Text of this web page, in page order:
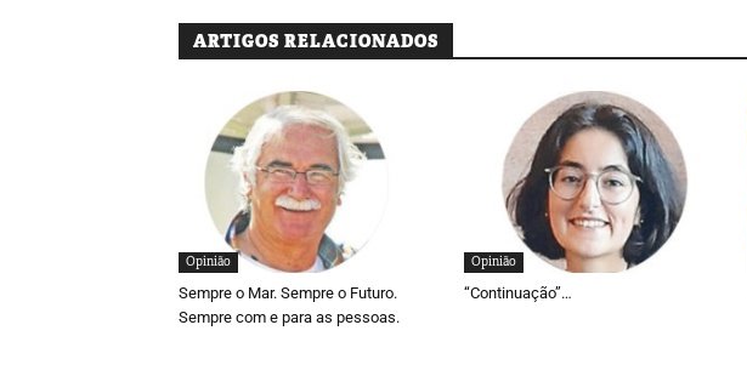
ARTIGOS RELACIONADOS
Opinião
Sempre o Mar. Sempre o Futuro.
Sempre com e para as pessoas.
Opinião
“Continuação”…